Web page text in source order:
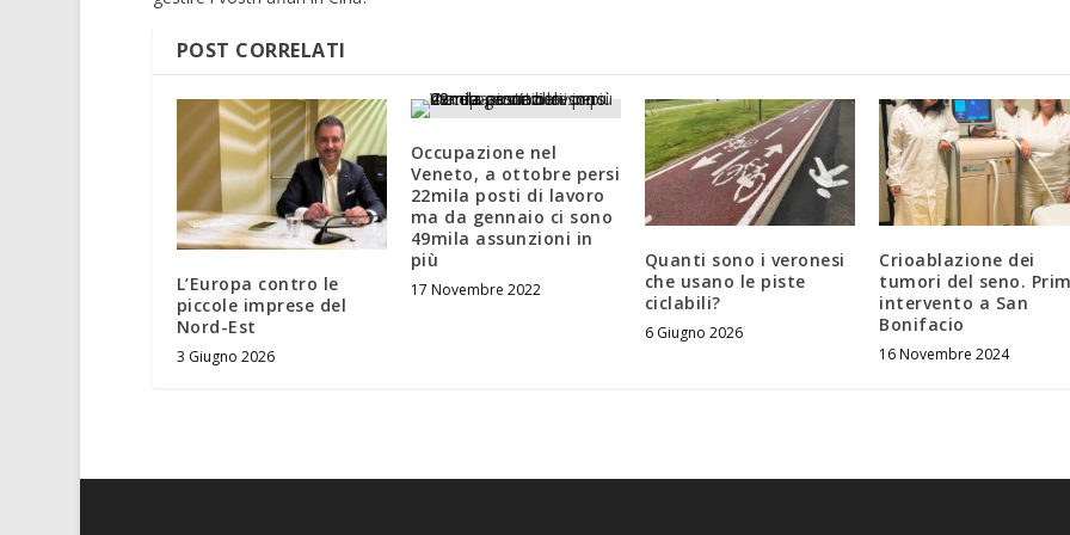
POST CORRELATI
L’Europa contro le
piccole imprese del
Nord-Est
3 Giugno 2026
Occupazione nel
Veneto, a ottobre persi
22mila posti di lavoro
ma da gennaio ci sono
49mila assunzioni in
più
17 Novembre 2022
Quanti sono i veronesi
che usano le piste
ciclabili?
6 Giugno 2026
Crioablazione dei
tumori del seno.
intervento a San
Bonifacio
16 Novembre 2024